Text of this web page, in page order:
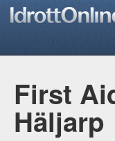
First
Häljarp